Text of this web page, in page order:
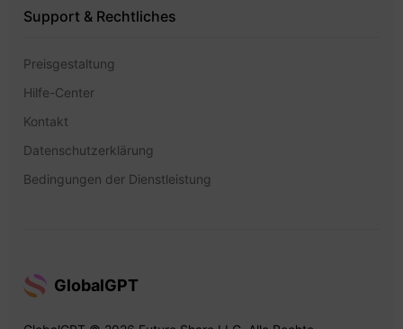
Support & Rechtliches
Preisgestaltung
Hilfe-Center
Kontakt
Datenschutzerklärung
Bedingungen der Dienstleistung
GlobalGPT